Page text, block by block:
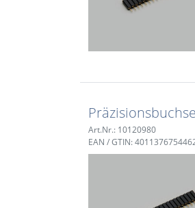
Art.Nr.: 10120980
EAN / GTIN: